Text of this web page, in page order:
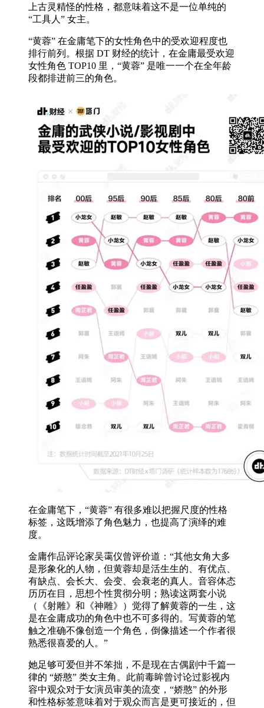
上古灵精怪的性格，都意味着这不是一位单纯的
“工具人” 女主。
“黄蓉” 在金庸笔下的女性角色中的受欢迎程度也
排行前列。根据 DT 财经的统计，在金庸最受欢迎
女性角色 TOP10 里，“黄蓉” 是唯一一个在全年龄
段都排进前三的角色。
在金庸笔下，“黄蓉” 有很多难以把握尺度的性格
标签，这既增添了角色魅力，也提高了演绎的难
度。
金庸作品评论家吴霭仪曾评价道：“其他女角大多
是形象化的人物，但黄蓉却是活生生的、有优点、
有缺点、会长大、会变、会衰老的真人。音容体态
历历在目，思想个性贯彻分明；熟读这两套小说
（《射雕》和《神雕》）觉得了解黄蓉的一生，这
是在金庸成功的角色中也不可多得的。写黄蓉的笔
触之准确不像创造一个角色，倒像描述一个作者很
熟悉很喜爱的人。”
她足够可爱但并不笨拙，不是现在古偶剧中千篇一
律的 “娇憨” 类女主角。此前毒眸曾讨论过影视内
容中观众对于女演员审美的流变，“娇憨” 的外形
和性格标签意味着对于观众而言是更可接近的，但